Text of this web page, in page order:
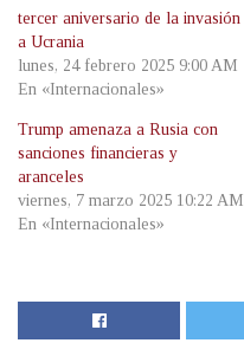
tercer aniversario de la invasión
a Ucrania
lunes, 24 febrero 2025 9:00 AM
En «Internacionales»
Trump amenaza a Rusia con
sanciones financieras y
aranceles
viernes, 7 marzo 2025 10:22 AM
En «Internacionales»